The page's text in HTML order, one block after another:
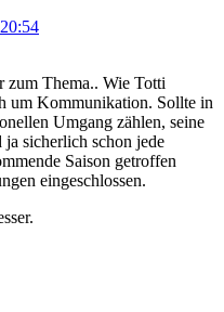
zum Thema.. Wie Totti
um Kommunikation. Sollte in
Umgang zählen, seine
sicherlich schon jede
Saison getroffen
eingeschlossen.